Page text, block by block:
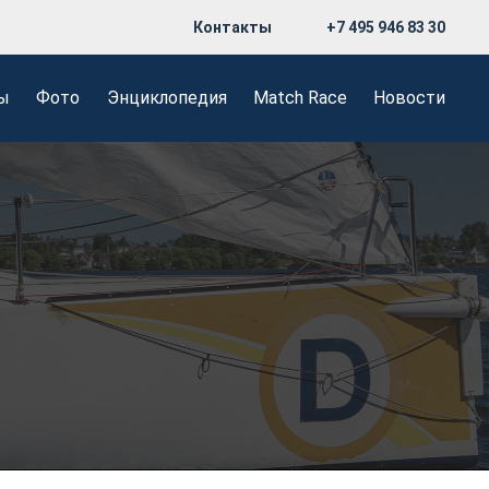
Контакты +7 495 946 83 30
Фото Энциклопедия Match Race Новости